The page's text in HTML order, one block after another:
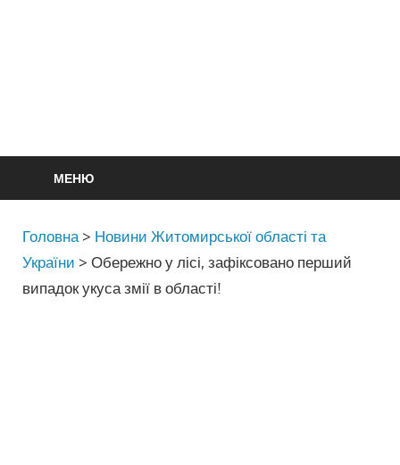
МЕНЮ
Головна > Новини Житомирської області та
України >Обережно у лісі, зафіксовано перший
випадок укуса змії в області!